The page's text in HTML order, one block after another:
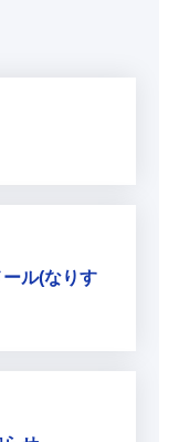
ール(なりす